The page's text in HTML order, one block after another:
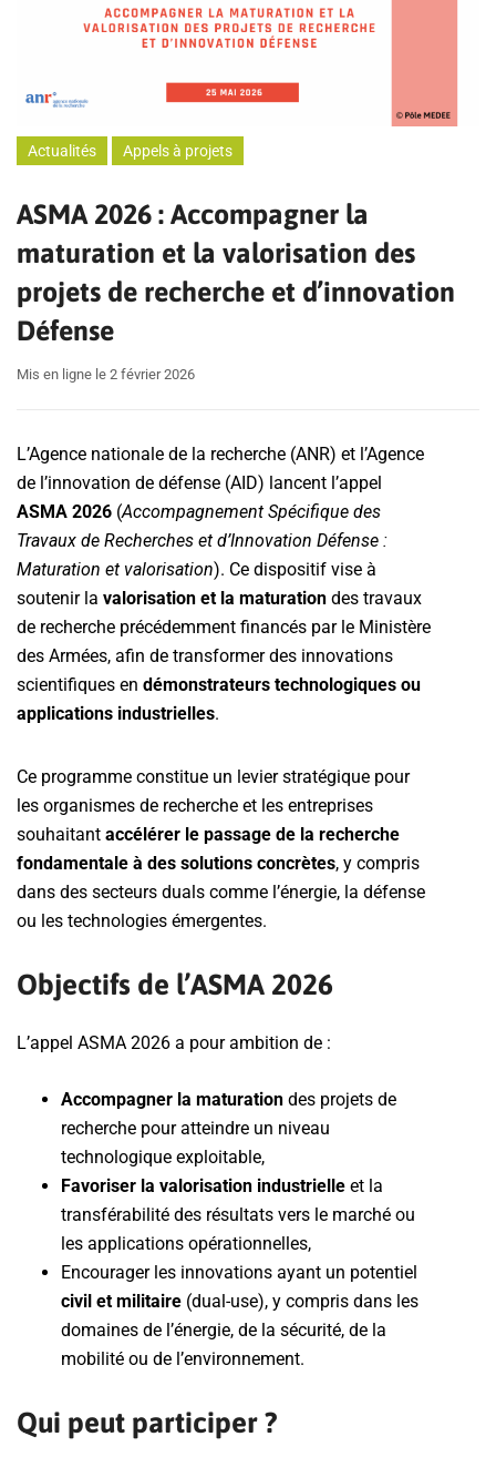
Actualités Appels à projets
ASMA 2026 : Accompagner la
maturation et la valorisation des
projets de recherche et d’innovation
Défense
Mis en ligne le 2 février 2026
L’Agence nationale de la recherche (ANR) et l’Agence
de l’innovation de défense (AID) lancent l’appel
ASMA 2026 (Accompagnement Spécifique des
Travaux de Recherches et d’Innovation Défense :
Maturation et valorisation). Ce dispositif vise à
soutenir la valorisation et la maturation des travaux
de recherche précédemment financés par le Ministère
des Armées, afin de transformer des innovations
scientifiques en démonstrateurs technologiques ou
applications industrielles.
Ce programme constitue un levier stratégique pour
les organismes de recherche et les entreprises
souhaitant accélérer le passage de la recherche
fondamentale à des solutions concrètes, y compris
dans des secteurs duals comme l’énergie, la défense
ou les technologies émergentes.
Objectifs de l’ASMA 2026
L’appel ASMA 2026 a pour ambition de :
Accompagner la maturation des projets de
recherche pour atteindre un niveau
technologique exploitable,
Favoriser la valorisation industrielle et la
transférabilité des résultats vers le marché ou
les applications opérationnelles,
Encourager les innovations ayant un potentiel
civil et militaire (dual-use), y compris dans les
domaines de l’énergie, de la sécurité, de la
mobilité ou de l’environnement.
Qui peut participer ?